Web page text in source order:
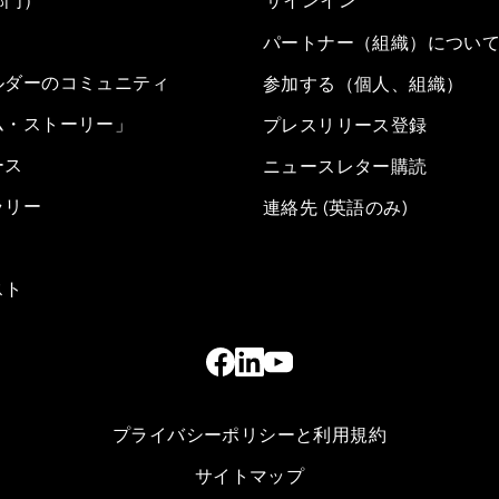
ーのコミュニティ
ストーリー」
リー
パートナー（組織）につい
参加する（個人、組織）
プレスリリース登録
ニュースレター購読
連絡先 (英語のみ)
プライバシーポリシーと利用規約
サイトマップ